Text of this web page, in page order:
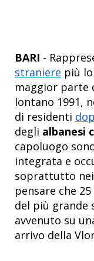
BARI -
straniere più
maggior parte
lontano 1991,
di residenti
degli albanesi
capoluogo
integrata e
soprattutto
pensare che
del più grande
avvenuto su
arrivo della